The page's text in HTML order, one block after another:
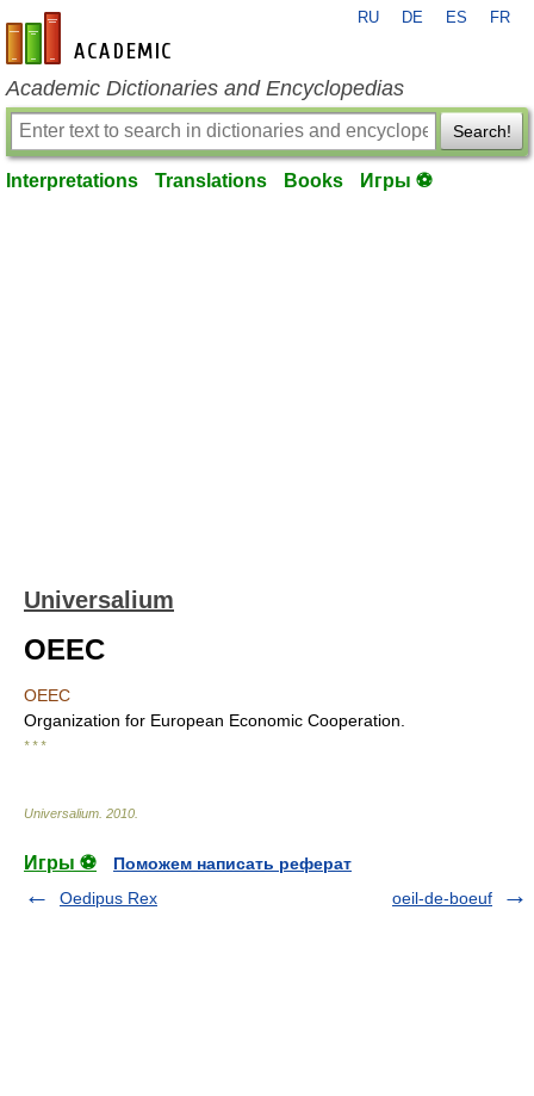
en-academic.com
RU DE ES FR
Academic Dictionaries and Encyclopedias
Search!
Interpretations Translations Books Игры ⚽
Universalium
OEEC
OEEC
Organization for European Economic Cooperation.
* * *
Universalium 2010
Игры ⚽
Поможем написать реферат
Oedipus Rex
oeil-de-boeuf